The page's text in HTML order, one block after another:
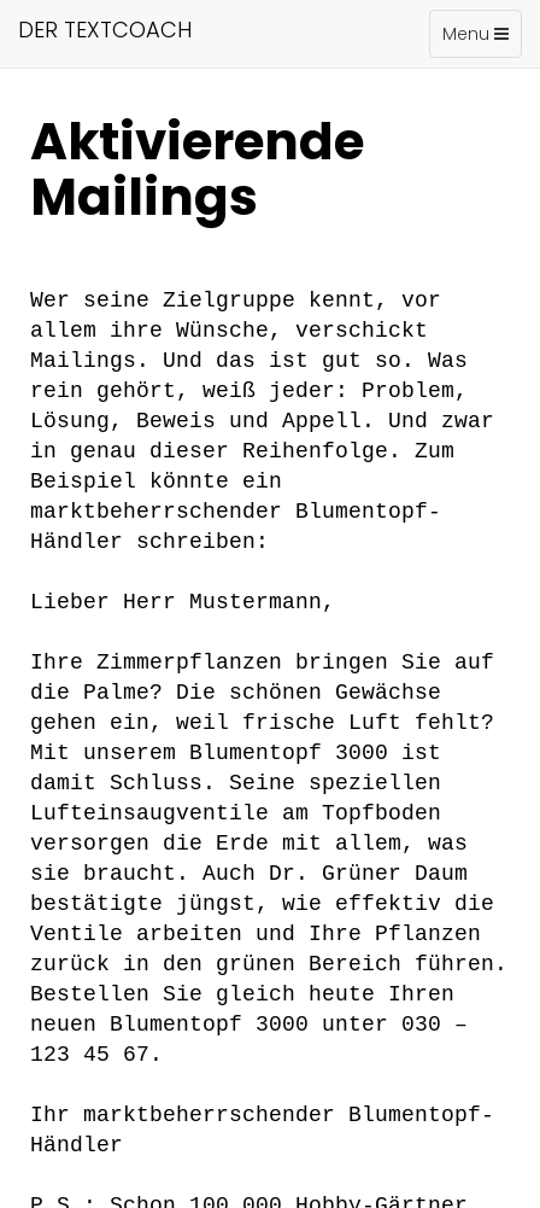
Toggle
navigation
Menu
DER TEXTCOACH
Aktivierende
Mailings
Wer seine Zielgruppe kennt, vor
allem ihre Wünsche, verschickt
Mailings. Und das ist gut so. Was
rein gehört, weiß jeder: Problem,
Lösung, Beweis und Appell. Und zwar
in genau dieser Reihenfolge. Zum
Beispiel könnte ein
marktbeherrschender Blumentopf-
Händler schreiben:
Lieber Herr Mustermann,
Ihre Zimmerpflanzen bringen Sie auf
die Palme? Die schönen Gewächse
gehen ein, weil frische Luft fehlt?
Mit unserem Blumentopf 3000 ist
damit Schluss. Seine speziellen
Lufteinsaugventile am Topfboden
versorgen die Erde mit allem, was
sie braucht. Auch Dr. Grüner Daum
bestätigte jüngst, wie effektiv die
Ventile arbeiten und Ihre Pflanzen
zurück in den grünen Bereich führen.
Bestellen Sie gleich heute Ihren
neuen Blumentopf 3000 unter 030 –
123 45 67.
Ihr marktbeherrschender Blumentopf-
Händler